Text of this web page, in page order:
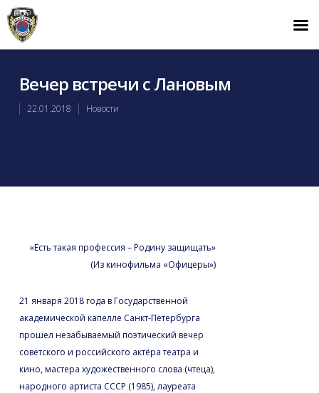
Вечер встречи с Лановым
22.01.2018 Новости
«Есть такая профессия – Родину защищать»
(Из кинофильма «Офицеры»)
21 января 2018 года в Государственной
академической капелле Санкт-Петербурга
прошел незабываемый поэтический вечер
советского и российского актёра театра и
кино, мастера художественного слова (чтеца),
народного артиста СССР (1985), лауреата